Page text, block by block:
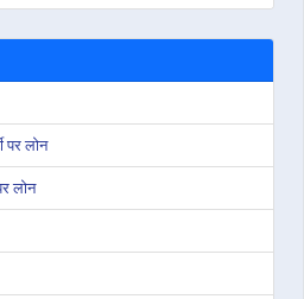
पर लोन
लोन